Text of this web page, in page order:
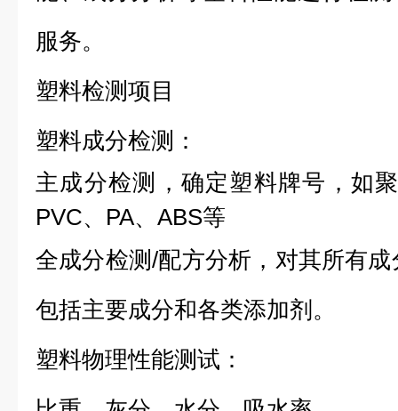
服务。
塑料检测项目
塑料成分检测：
主成分检测，确定塑料牌号，如
PVC、PA、ABS等
全成分检测/配方分析，对其所有
包括主要成分和各类添加剂。
塑料物理性能测试：